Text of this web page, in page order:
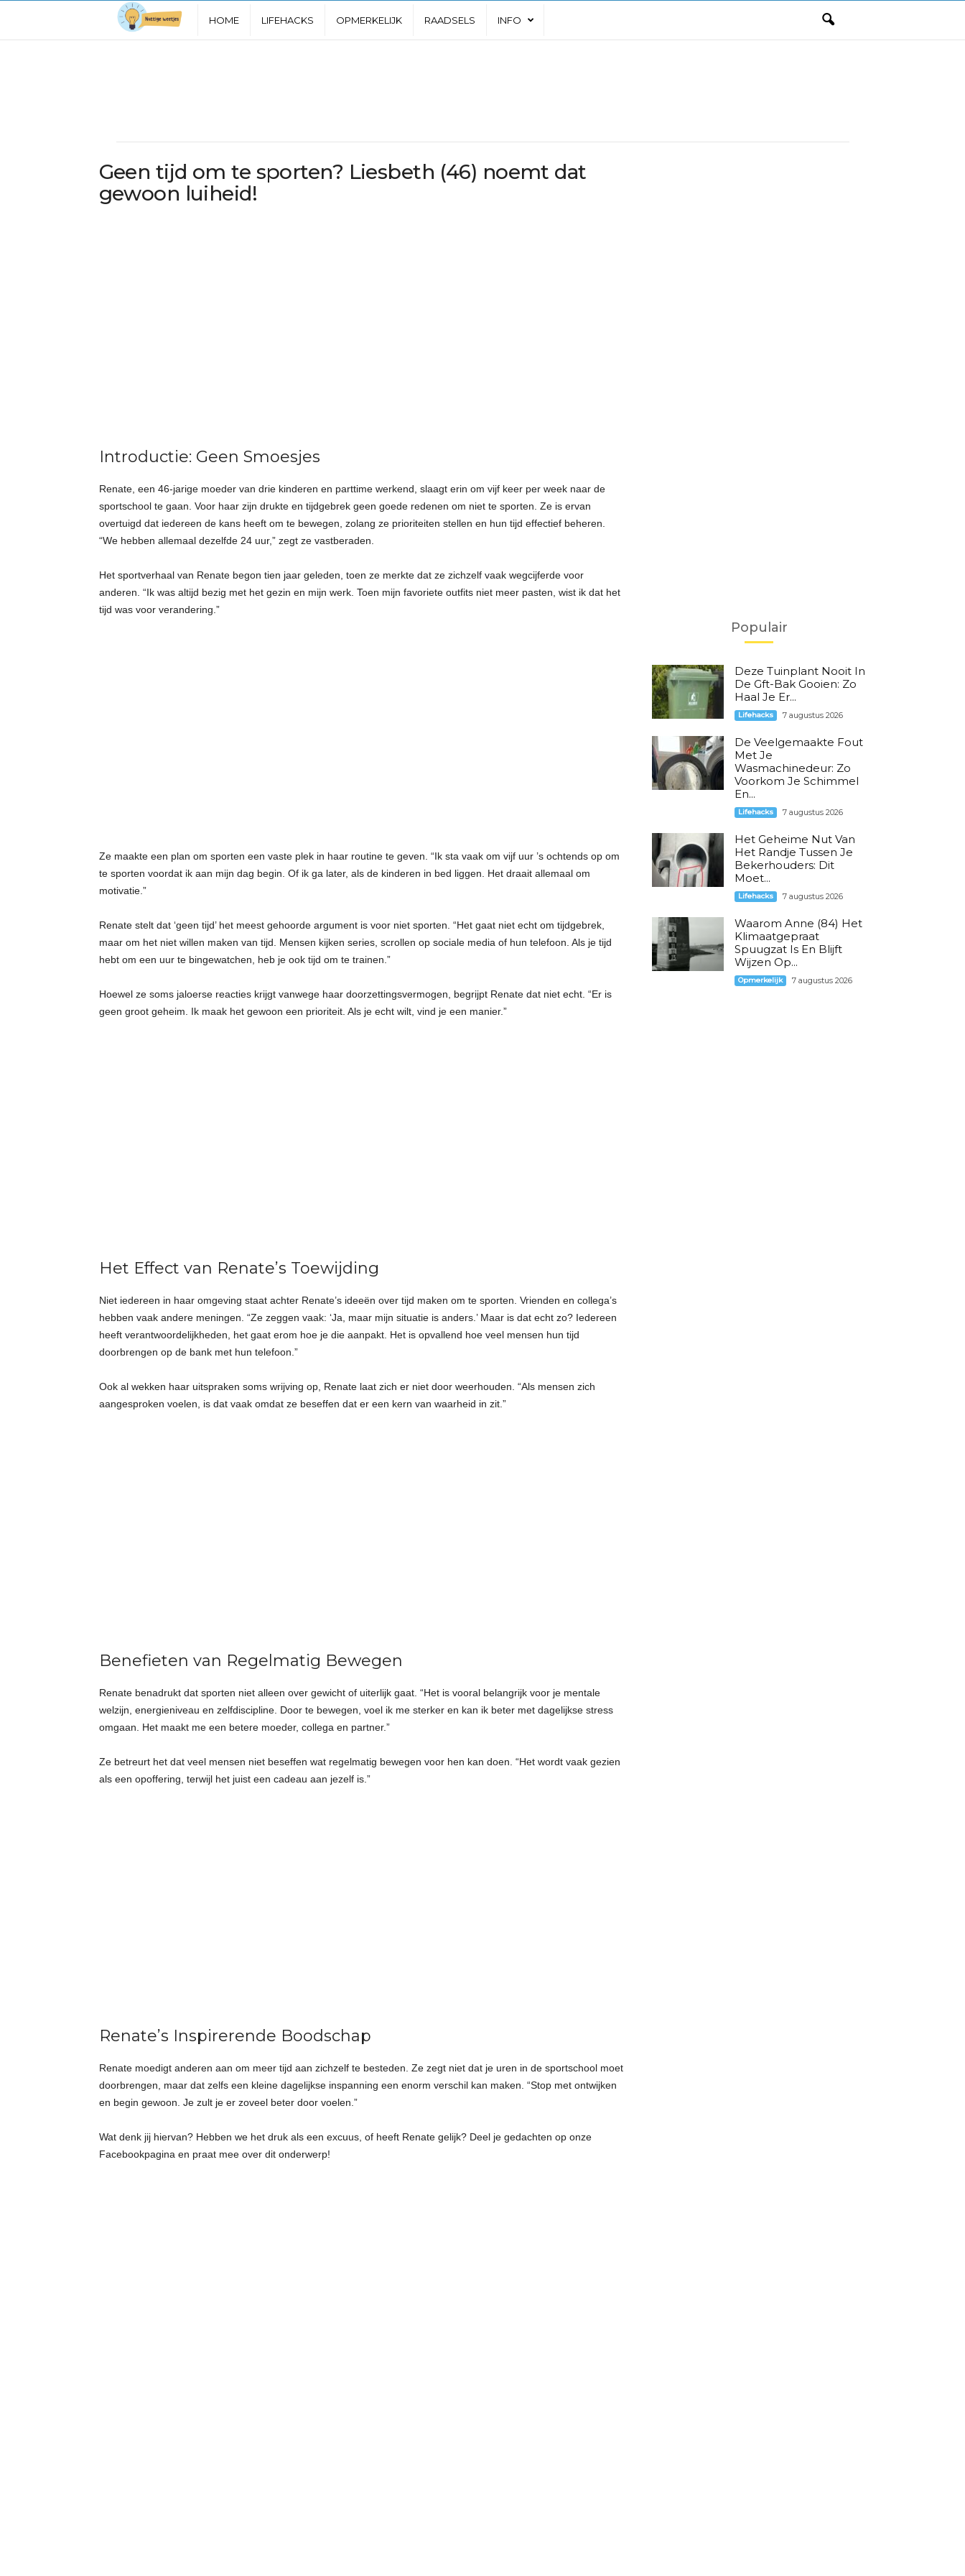
i
g
HOME LIFEHACKS OPMERKELIJK RAADSELS INFO
Geen tijd om te sporten? Liesbeth (46) noemt dat
gewoon luiheid!
Introductie: Geen Smoesjes
Renate, een 46-jarige moeder van drie kinderen en parttime werkend, slaagt erin om vijf keer per week naar de
sportschool te gaan. Voor haar zijn drukte en tijdgebrek geen goede redenen om niet te sporten. Ze is ervan
overtuigd dat iedereen de kans heeft om te bewegen, zolang ze prioriteiten stellen en hun tijd effectief beheren.
“We hebben allemaal dezelfde 24 uur,” zegt ze vastberaden.
Het sportverhaal van Renate begon tien jaar geleden, toen ze merkte dat ze zichzelf vaak wegcijferde voor
anderen. “Ik was altijd bezig met het gezin en mijn werk. Toen mijn favoriete outfits niet meer pasten, wist ik dat het
tijd was voor verandering.”
Ze maakte een plan om sporten een vaste plek in haar routine te geven. “Ik sta vaak om vijf uur ’s ochtends op om
te sporten voordat ik aan mijn dag begin. Of ik ga later, als de kinderen in bed liggen. Het draait allemaal om
motivatie.”
Renate stelt dat ‘geen tijd’ het meest gehoorde argument is voor niet sporten. “Het gaat niet echt om tijdgebrek,
maar om het niet willen maken van tijd. Mensen kijken series, scrollen op sociale media of hun telefoon. Als je tijd
hebt om een uur te bingewatchen, heb je ook tijd om te trainen.”
Hoewel ze soms jaloerse reacties krijgt vanwege haar doorzettingsvermogen, begrijpt Renate dat niet echt. “Er is
geen groot geheim. Ik maak het gewoon een prioriteit. Als je echt wilt, vind je een manier.”
Het Effect van Renate’s Toewijding
Niet iedereen in haar omgeving staat achter Renate’s ideeën over tijd maken om te sporten. Vrienden en collega’s
hebben vaak andere meningen. “Ze zeggen vaak: ‘Ja, maar mijn situatie is anders.’ Maar is dat echt zo? Iedereen
heeft verantwoordelijkheden, het gaat erom hoe je die aanpakt. Het is opvallend hoe veel mensen hun tijd
doorbrengen op de bank met hun telefoon.”
Ook al wekken haar uitspraken soms wrijving op, Renate laat zich er niet door weerhouden. “Als mensen zich
aangesproken voelen, is dat vaak omdat ze beseffen dat er een kern van waarheid in zit.”
Benefieten van Regelmatig Bewegen
Renate benadrukt dat sporten niet alleen over gewicht of uiterlijk gaat. “Het is vooral belangrijk voor je mentale
welzijn, energieniveau en zelfdiscipline. Door te bewegen, voel ik me sterker en kan ik beter met dagelijkse stress
omgaan. Het maakt me een betere moeder, collega en partner.”
Ze betreurt het dat veel mensen niet beseffen wat regelmatig bewegen voor hen kan doen. “Het wordt vaak gezien
als een opoffering, terwijl het juist een cadeau aan jezelf is.”
Renate’s Inspirerende Boodschap
Renate moedigt anderen aan om meer tijd aan zichzelf te besteden. Ze zegt niet dat je uren in de sportschool moet
doorbrengen, maar dat zelfs een kleine dagelijkse inspanning een enorm verschil kan maken. “Stop met ontwijken
en begin gewoon. Je zult je er zoveel beter door voelen.”
Wat denk jij hiervan? Hebben we het druk als een excuus, of heeft Renate gelijk? Deel je gedachten op onze
Facebookpagina en praat mee over dit onderwerp!
Populair
Deze Tuinplant Nooit In
De Gft-Bak Gooien: Zo
Haal Je Er...
Lifehacks 7 augustus 2026
De Veelgemaakte Fout
Met Je
Wasmachinedeur: Zo
Voorkom Je Schimmel
En...
Lifehacks 7 augustus 2026
Het Geheime Nut Van
Het Randje Tussen Je
Bekerhouders: Dit
Moet...
Lifehacks 7 augustus 2026
Waarom Anne (84) Het
Klimaatgepraat
Spuugzat Is En Blijft
Wijzen Op...
Opmerkelijk 7 augustus 2026